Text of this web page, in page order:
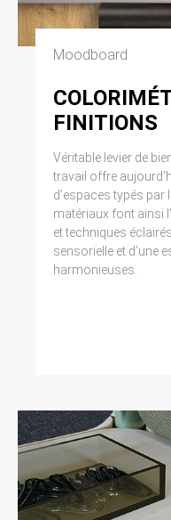
Moodboard
FINITIONS
Véritable levier de
travail offre
d’espaces typés
matériaux font ainsi
et techniques
sensorielle et d’une
harmonieuses.